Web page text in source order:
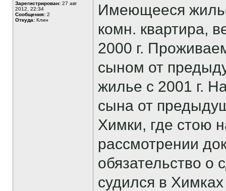
Зарегистрирован: 27 авг
2012, 22:34
Сообщения: 2
Откуда: Клин
Имеющееся
комн. квартира,
2000 г.
сыном от
жилье с 2001 г.
сына от
Химки, где стою
рассмотрении
обязательство о
судился в